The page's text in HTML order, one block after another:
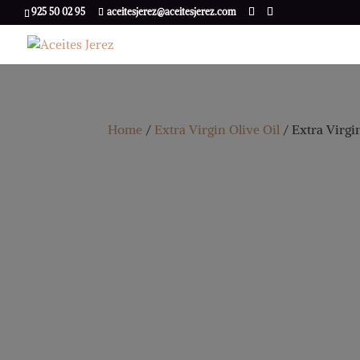
925 50 02 95 aceitesjerez@aceitesjerez.com
Home / Extra Virgin Olive Oil / Extra